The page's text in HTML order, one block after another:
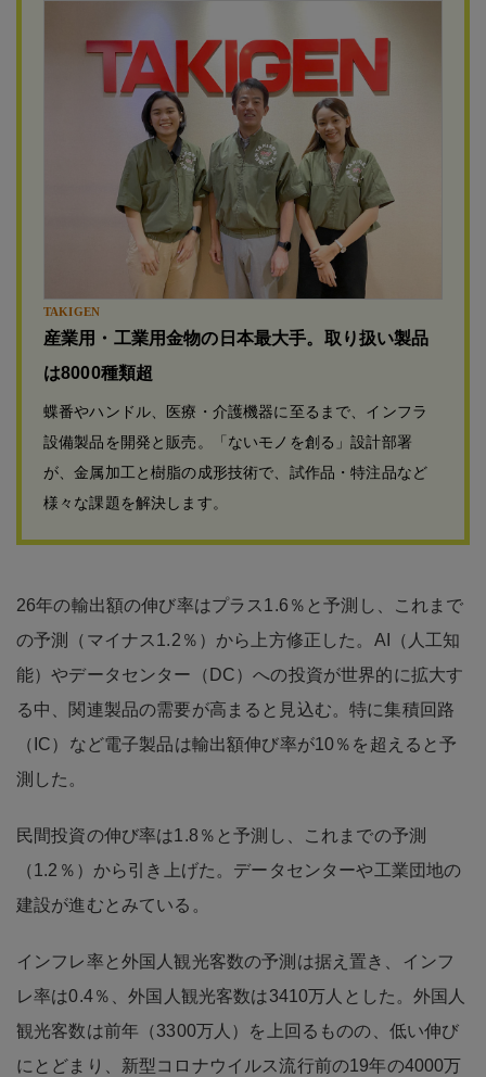
TAKIGEN
産業用・工業用金物の日本最大手。取り扱い製品
は8000種類超
蝶番やハンドル、医療・介護機器に至るまで、インフラ
設備製品を開発と販売。「ないモノを創る」設計部署
が、金属加工と樹脂の成形技術で、試作品・特注品など
様々な課題を解決します。
26年の輸出額の伸び率はプラス1.6％と予測し、これまで
の予測（マイナス1.2％）から上方修正した。AI（人工知
能）やデータセンター（DC）への投資が世界的に拡大す
る中、関連製品の需要が高まると見込む。特に集積回路
（IC）など電子製品は輸出額伸び率が10％を超えると予
測した。
民間投資の伸び率は1.8％と予測し、これまでの予測
（1.2％）から引き上げた。データセンターや工業団地の
建設が進むとみている。
インフレ率と外国人観光客数の予測は据え置き、インフ
レ率は0.4％、外国人観光客数は3410万人とした。外国人
観光客数は前年（3300万人）を上回るものの、低い伸び
にとどまり、新型コロナウイルス流行前の19年の4000万